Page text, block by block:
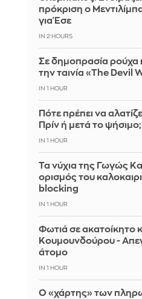
πρόκριση ο
για Έσε
IN 2 HOURS
Σε δημοπρασία ρούχα
την ταινία «The Devil
IN 1 HOUR
Πότε πρέπει να
Πρίν ή μετά το ψήσιμο;
IN 1 HOUR
Τα νύχια της Γωγώς
ορισμός του
blocking
IN 1 HOUR
Φωτιά σε ακατοίκητο
Κουμουνδούρου -
άτομο
IN 1 HOUR
Ο «χάρτης» των